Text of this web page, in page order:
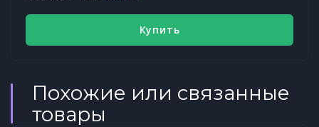
Купить
Похожие или связанные
товары